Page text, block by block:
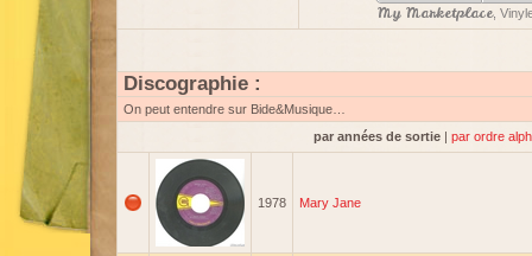
My Marketplace,
Discographie :
On peut entendre sur Bide&Musique…
par années de sortie | par ordre
1978 Mary Jane